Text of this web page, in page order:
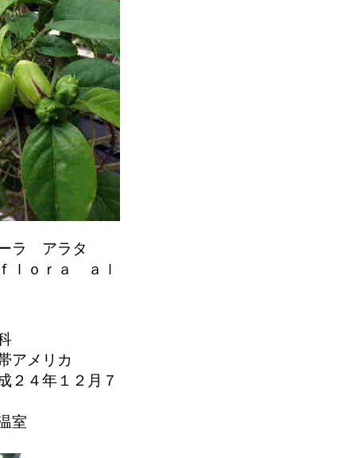
ラ アラタ
ｌｏｒａ ａｌ
アメリカ
２４年１２月７
室